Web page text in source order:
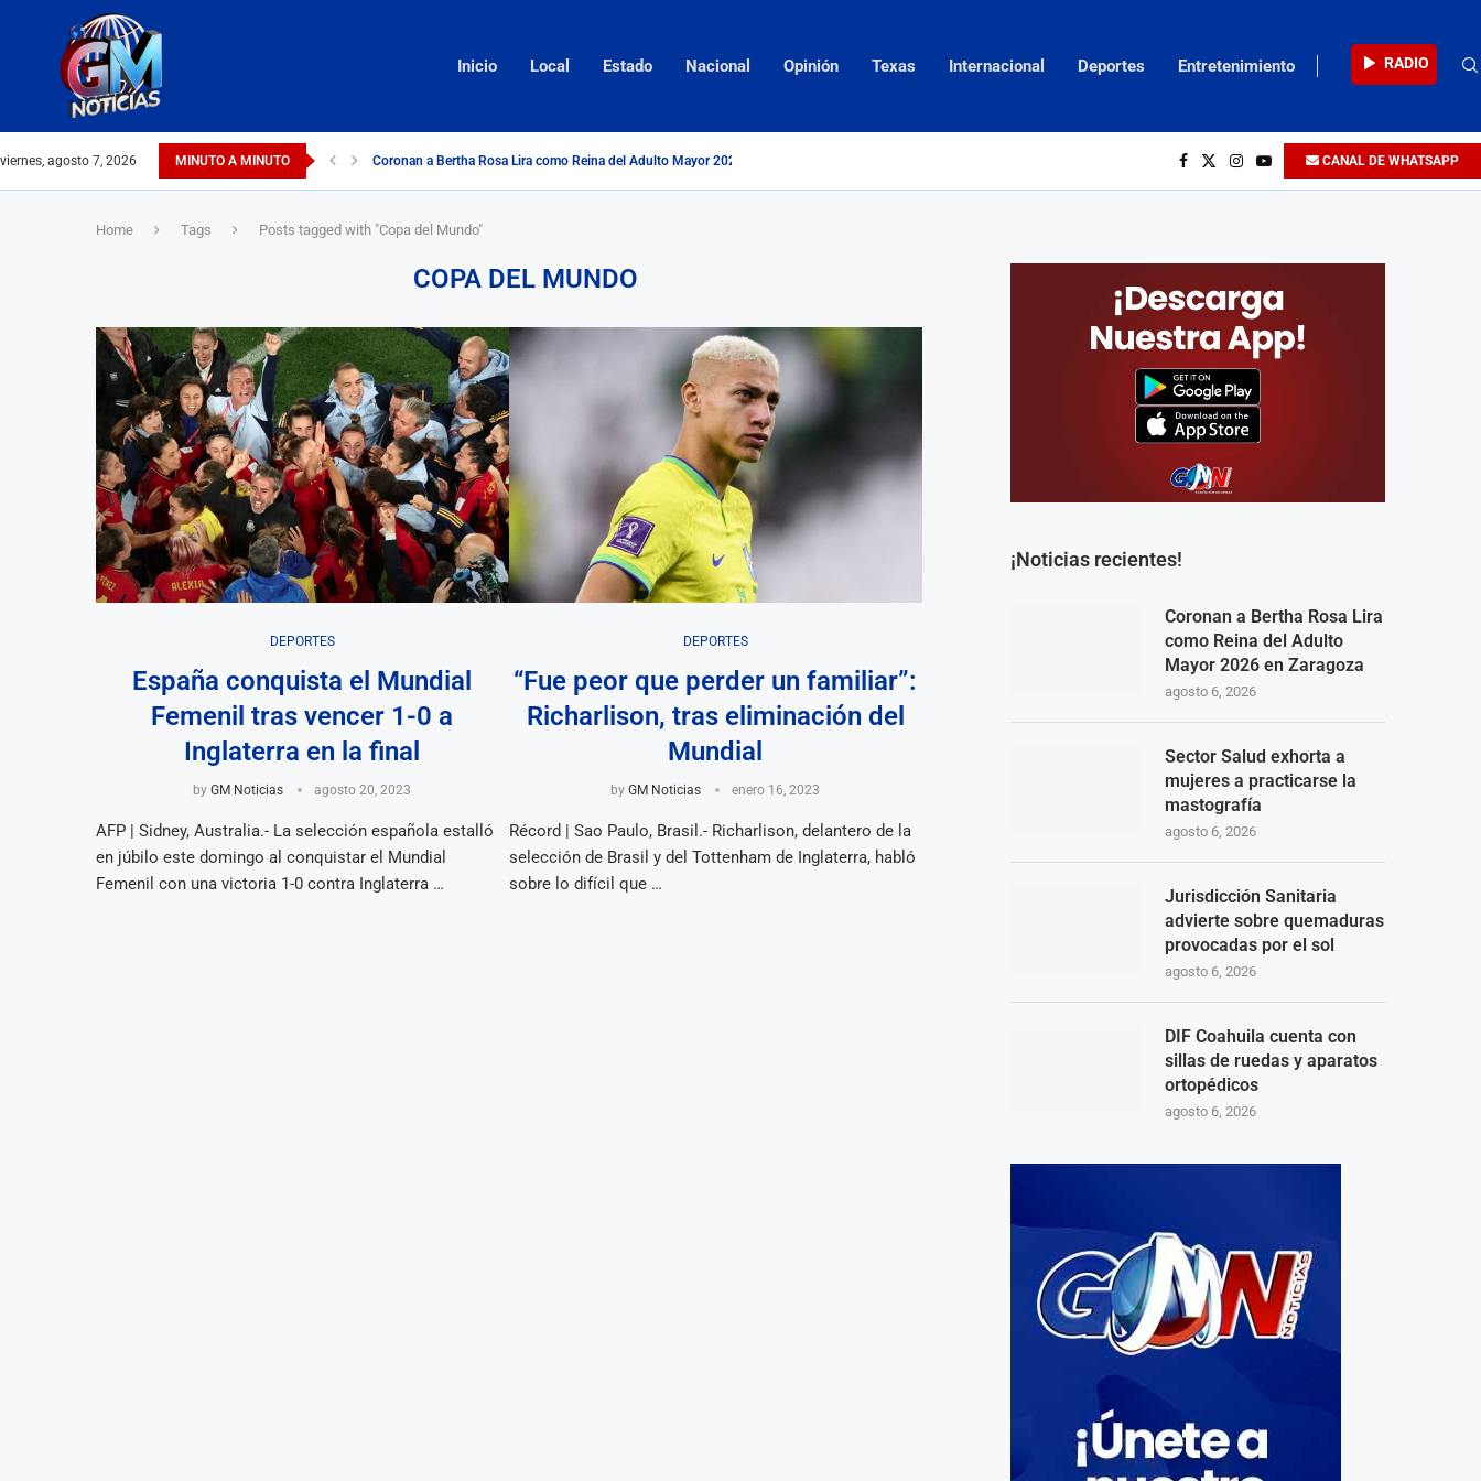
Inicio Local Estado Nacional Opinión Texas Internacional Deportes Entretenimiento RADIO
viernes, agosto 7, 2026 MINUTO A MINUTO Coronan a Bertha Rosa Lira como Reina del Adulto Mayor 2026... CANAL DE WHATSAPP
Home Tags Posts tagged with "Copa del Mundo"
COPA DEL MUNDO
DEPORTES
España conquista el Mundial
Femenil tras vencer 1-0 a
Inglaterra en la final
byGM Noticias agosto 20, 2023
AFP | Sidney, Australia.- La selección española estalló
en júbilo este domingo al conquistar el Mundial
Femenil con una victoria 1-0 contra Inglaterra …
DEPORTES
“Fue peor que perder un familiar”:
Richarlison, tras eliminación del
Mundial
byGM Noticias enero 16, 2023
Récord | Sao Paulo, Brasil.- Richarlison, delantero de la
selección de Brasil y del Tottenham de Inglaterra, habló
sobre lo difícil que …
¡Noticias recientes!
Coronan a Bertha Rosa Lira
como Reina del Adulto
Mayor 2026 en Zaragoza
agosto 6, 2026
Sector Salud exhorta a
mujeres a practicarse la
mastografía
agosto 6, 2026
Jurisdicción Sanitaria
advierte sobre quemaduras
provocadas por el sol
agosto 6, 2026
DIF Coahuila cuenta con
sillas de ruedas y aparatos
ortopédicos
agosto 6, 2026